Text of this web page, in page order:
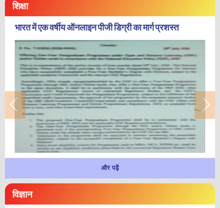
शिक्षा
भारत में एक वर्षीय ऑनलाइन पीजी डिग्री का मार्ग प्रशस्त
और पढ़ें
विज्ञान